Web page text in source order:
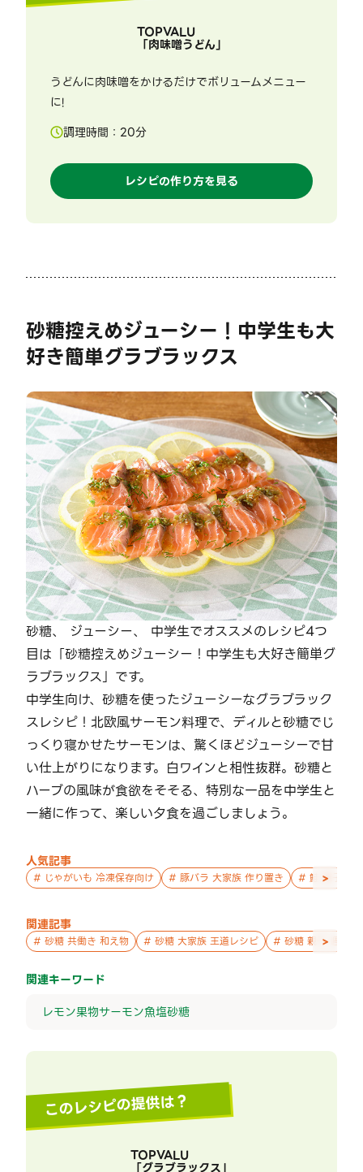
TOPVALU
「肉味噌うどん」
うどんに肉味噌をかけるだけでボリュームメニュー
に!
調理時間： 20分
レシピの作り方を見る
砂糖控えめジューシー！中学生も大
好き簡単グラブラックス
砂糖、 ジューシー、 中学生でオススメのレシピ4つ
目は「砂糖控えめジューシー！中学生も大好き簡単グ
ラブラックス」です。
中学生向け、砂糖を使ったジューシーなグラブラック
スレシピ！北欧風サーモン料理で、ディルと砂糖でじ
っくり寝かせたサーモンは、驚くほどジューシーで甘
い仕上がりになります。白ワインと相性抜群。砂糖と
ハーブの風味が食欲をそそる、特別な一品を中学生と
一緒に作って、楽しい夕食を過ごしましょう。
人気記事
# じゃがいも 冷凍保存向け # 豚バラ 大家族 作り置き # 鮭 親子 作
>
関連記事
# 砂糖 共働き 和え物 # 砂糖 大家族 王道レシピ # 砂糖 親子 週末の
>
関連キーワード
レモン果物サーモン魚塩砂糖
このレシピの提供は？
TOPVALU
「グラブラックス」